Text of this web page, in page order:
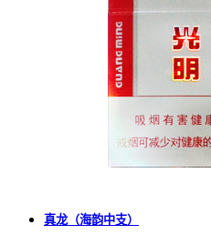
真龙（海韵中支）